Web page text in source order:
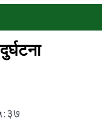
सुचना सन्देश